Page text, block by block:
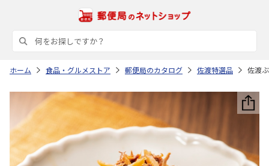
ホーム 食品・グルメストア 郵便局のカタログ 佐渡特選品 佐渡